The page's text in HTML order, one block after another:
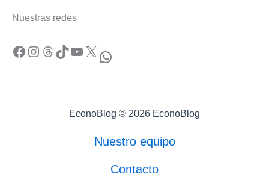
Nuestras redes
Facebook Instagram Threads TikTok YouTube X WhatsApp
EconoBlog © 2026 EconoBlog
Nuestro equipo
Contacto